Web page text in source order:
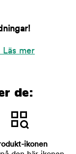
Läs mer
de:
ikonen